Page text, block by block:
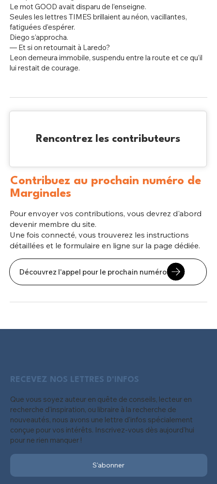
Le mot GOOD avait disparu de l’enseigne.
Seules les lettres TIMES brillaient au néon, vacillantes,
fatiguées d’espérer.
Diego s’approcha.
— Et si on retournait à Laredo?
Leon demeura immobile, suspendu entre la route et ce qu’il
lui restait de courage.
Rencontrez les contributeurs
Contribuez au prochain numéro de
Marginales
Pour envoyer vos contributions, vous devrez d'abord
devenir membre du site.
Une fois connecté, vous trouverez les instructions
détaillées et le formulaire en ligne sur la page dédiée.
Découvrez l'appel pour le prochain numéro
RECEVEZ NOS LETTRES D'INFOS
Que vous soyez auteur en quête de conseils, lecteur en
recherche d'inspiration, ou libraire à la recherche de
nouveautés, nous avons une lettre d'infos spécialement
conçue pour vos intérêts. Inscrivez-vous dès aujourd'hui
pour ne rien manquer !
S'abonner